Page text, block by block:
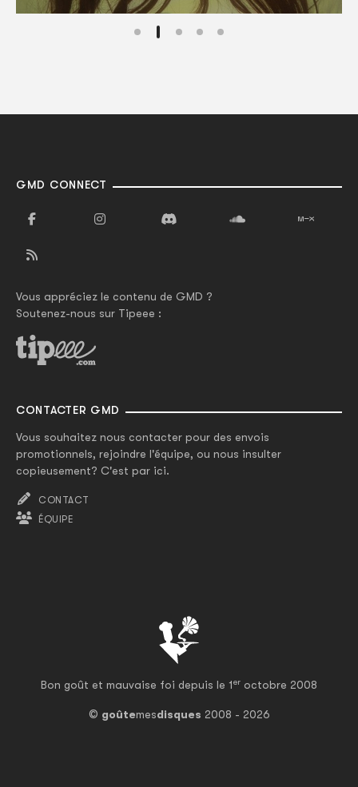
Bon goût et mauvaise foi depuis le 1er octobre 2008
© goûtemesdisques 2008 - 2026
GMD CONNECT
Vous appréciez le contenu de GMD ?
Soutenez-nous sur Tipeee :
CONTACTER GMD
Vous souhaitez nous contacter pour des envois
promotionnels, rejoindre l'équipe, ou nous insulter
copieusement? C'est par ici.
CONTACT
ÉQUIPE